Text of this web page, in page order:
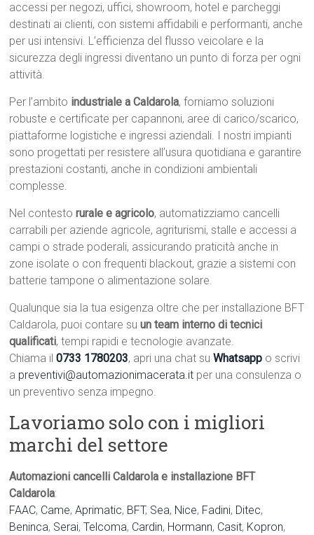
accessi per negozi, uffici, showroom, hotel e parcheggi
destinati ai clienti, con sistemi affidabili e performanti, anche
per usi intensivi. L’efficienza del flusso veicolare e la
sicurezza degli ingressi diventano un punto di forza per ogni
attività.
Per l’ambito industriale a Caldarola, forniamo soluzioni
robuste e certificate per capannoni, aree di carico/scarico,
piattaforme logistiche e ingressi aziendali. I nostri impianti
sono progettati per resistere all’usura quotidiana e garantire
prestazioni costanti, anche in condizioni ambientali
complesse.
Nel contestorurale e agricolo, automatizziamo cancelli
carrabili per aziende agricole, agriturismi, stalle e accessi a
campi o strade poderali, assicurando praticità anche in
zone isolate o con frequenti blackout, grazie a sistemi con
batterie tampone o alimentazione solare.
Qualunque sia la tua esigenza oltre che per installazione BFT
Caldarola, puoi contare suun team interno di tecnici
qualificati, tempi rapidi e tecnologie avanzate.
Chiama il0733 1780203, apri una chat suWhatsapp o scrivi
a preventivi@automazionimacerata.it per una consulenza o
un preventivo senza impegno.
Lavoriamo solo con i migliori
marchi del settore
Automazioni cancelli Caldarola e installazione BFT
Caldarola:
FAAC, Came,Aprimatic, BFT, Sea, Nice, Fadini, Ditec,
Beninca, Serai,Telcoma, Cardin, Hormann, Casit, Kopron,